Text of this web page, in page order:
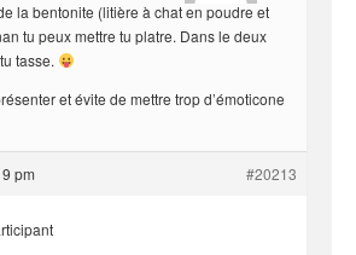
la bentonite (litière à chat en poudre et
tu peux mettre tu platre. Dans le deux
tasse.
et évite de mettre trop d’émoticone
pm #20213